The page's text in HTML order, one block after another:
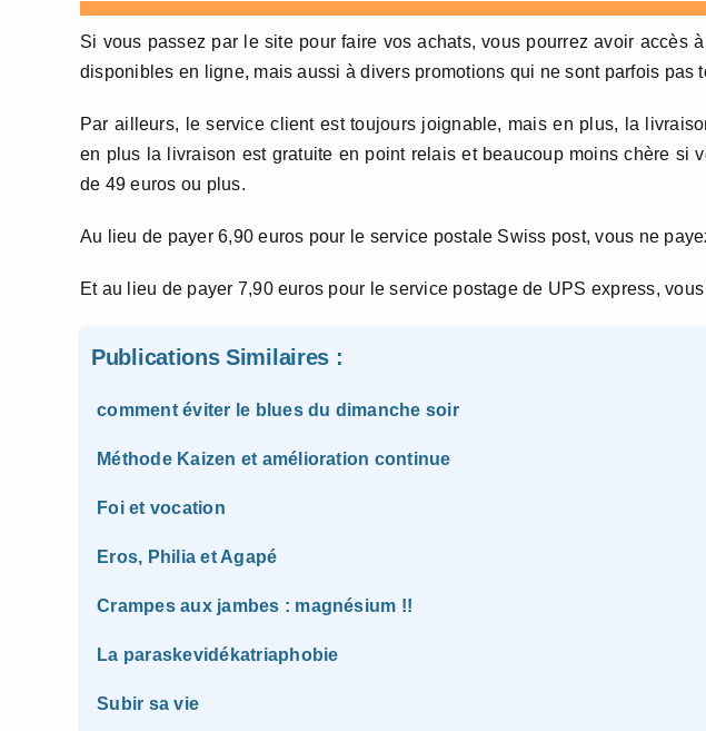
Si vous passez par le site pour faire vos achats, vous pourrez avoir accès
disponibles en ligne, mais aussi à divers promotions qui ne sont parfois pas
Par ailleurs, le service client est toujours joignable, mais en plus, la
en plus la livraison est gratuite en point relais et beaucoup moins chère si
de 49 euros ou plus.
Au lieu de payer 6,90 euros pour le service postale Swiss post, vous ne
Et au lieu de payer 7,90 euros pour le service postage de UPS express,
Publications Similaires :
comment éviter le blues du dimanche soir
Méthode Kaizen et amélioration continue
Foi et vocation
Eros, Philia et Agapé
Crampes aux jambes : magnésium !!
La paraskevidékatriaphobie
Subir sa vie